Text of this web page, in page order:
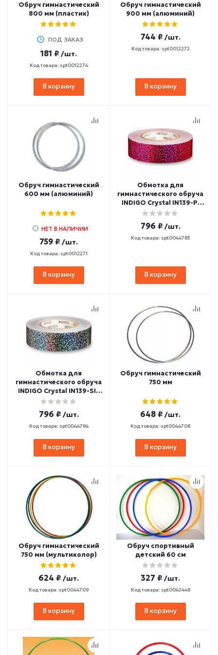
Обруч гимнастичеcкий
800 мм (пластик)
ПОД ЗАКАЗ
181 ₽ /шт.
Код товара: spt0012274
В корзину
Обруч гимнастический
900 мм (алюминий)
744 ₽ /шт.
Код товара: spt0012272
В корзину
Обруч гимнастический
600 мм (алюминий)
НЕТ В НАЛИЧИИ
759 ₽ /шт.
Код товара: spt0012271
В корзину
Обмотка для
гимнастического обруча
INDIGO Crystal IN139-PI
(ширина 2 см, длина 14
796 ₽ /шт.
Код товара: spt0044783
В корзину
Обмотка для
гимнастического обруча
INDIGO Crystal IN139-SIL
(ширина 2 см, длина 14
796 ₽ /шт.
Код товара: spt0044784
В корзину
Обруч гимнастический
750 мм
648 ₽ /шт.
Код товара: spt0044708
В корзину
Обруч гимнастический
750 мм (мультиколор)
624 ₽ /шт.
Код товара: spt0044709
В корзину
Обруч спортивный
детский 60 см
327 ₽ /шт.
Код товара: spt0042448
В корзину